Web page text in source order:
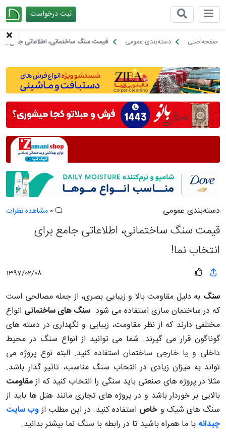
ثبت درخواست
صفحه‌اصلی دسته‌بندی عمومی قیمت سنگ ساختمانی، اطلاعاتی جامع
دسته‌بندی عمومی مشاهده نظرات
قیمت سنگ ساختمانی، اطلاعاتی جامع برای
انتخاب نما!
1397/02/08
سنگ به دلیل مقاومت بالا و زیبایی بصری، از جمله مصالحی است
که در ساختمان سازی استفاده می شود. سنگ های ساختمانی انواع
مختلفی دارند که از نظر مقاومت، زیبایی و نگهداری در دسته های
گوناگون قرار می گیرند. شما می توانید از انواع سنگ در محیط
داخلی و یا خارجی ساختمان استفاده کنید. البته نوع پروژه می
تواند به میزان زیادی در انتخاب سنگ مناسب، تاثیر گذار باشد.
مثلا در پروژه های صنعتی باید سنگی را انتخاب کنید که ازمقاومت
بالایی بر خوردار باشد و در پروژه های تجاری مانند هتل ها باید از
سنگ های شیک و خاص استفاده کنید. در این مطلب ازوب سایت
چیدانه با ما همراه باشید تا در رابطه با سنگ نما بیشتر بدانید.